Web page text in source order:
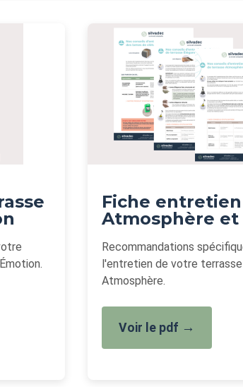
Fiche
Atmosphère et
Recommandations
l'entretien de votre
Atmosphère.
Voir le pdf →